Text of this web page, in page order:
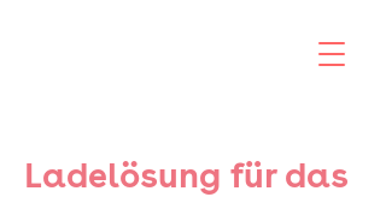
Ladelösung für das